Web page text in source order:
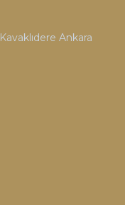
Ankara